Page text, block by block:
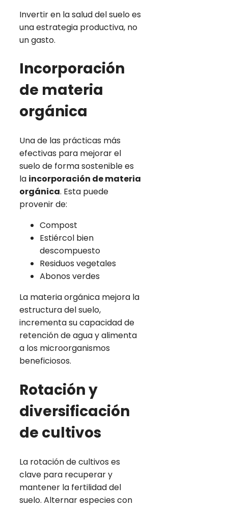
Invertir en la salud del suelo es
una estrategia productiva, no
un gasto.
Incorporación
de materia
orgánica
Una de las prácticas más
efectivas para mejorar el
suelo de forma sostenible es
la incorporación de materia
orgánica. Esta puede
provenir de:
Compost
Estiércol bien
descompuesto
Residuos vegetales
Abonos verdes
La materia orgánica mejora la
estructura del suelo,
incrementa su capacidad de
retención de agua y alimenta
a los microorganismos
beneficiosos.
Rotación y
diversificación
de cultivos
La rotación de cultivos es
clave para recuperar y
mantener la fertilidad del
suelo. Alternar especies con